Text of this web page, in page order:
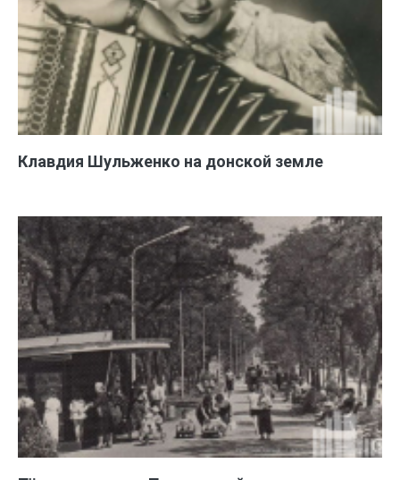
Клавдия Шульженко на донской земле